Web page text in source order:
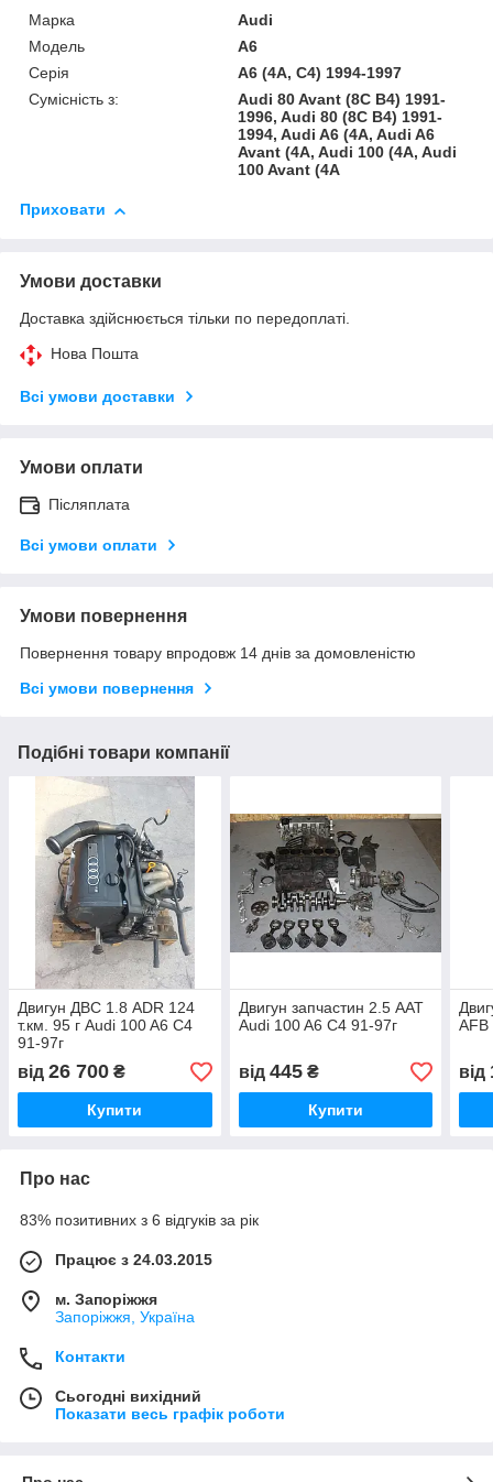
Марка
Audi
Модель
A6
Серія
A6 (4A, C4) 1994-1997
Сумісність з:
Audi 80 Avant (8C B4) 1991-
1996, Audi 80 (8C B4) 1991-
1994, Audi A6 (4A, Audi A6
Avant (4A, Audi 100 (4A, Audi
100 Avant (4A
Приховати
Умови доставки
Доставка здійснюється тільки по передоплаті.
Нова Пошта
Всі умови доставки
Умови оплати
Післяплата
Всі умови оплати
Умови повернення
Повернення товару впродовж 14 днів за домовленістю
Всі умови повернення
Подібні товари компанії
Двигун ДВС 1.8 ADR 124
т.км. 95 г Audi 100 A6 C4
91-97г
від 26 700 ₴
Купити
Двигун запчастин 2.5 AAT
Audi 100 A6 C4 91-97г
від 445₴
Купити
AFB
від
Про нас
83% позитивних з 6 відгуків за рік
Працює з 24.03.2015
м. Запоріжжя
Запоріжжя, Україна
Контакти
Сьогодні вихідний
Показати весь графік роботи